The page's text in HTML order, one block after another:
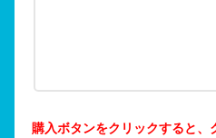
購入ボタンをクリックすると